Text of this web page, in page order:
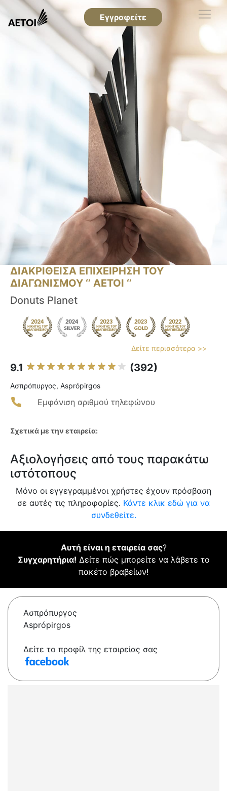
Εγγραφείτε
ΔΙΑΚΡΙΘΕΙΣΑ ΕΠΙΧΕΙΡΗΣΗ ΤΟΥ
ΔΙΑΓΩΝΙΣΜΟΥ ‘’ ΑΕΤΟΙ ‘’
Donuts Planet
Δείτε περισσότερα >>
9.1 (392)
Ασπρόπυργος, Asprópirgos
Εμφάνιση αριθμού τηλεφώνου
Σχετικά με την εταιρεία:
Αξιολογήσεις από τους παρακάτω
ιστότοπους
Μόνο οι εγγεγραμμένοι χρήστες έχουν πρόσβαση
σε αυτές τις πληροφορίες. Κάντε κλικ εδώ για να
συνδεθείτε.
Αυτή είναι η εταιρεία σας?
Συγχαρητήρια! Δείτε πώς μπορείτε να λάβετε το
πακέτο βραβείων!
Ασπρόπυργος
Asprópirgos
Δείτε το προφίλ της εταιρείας σας